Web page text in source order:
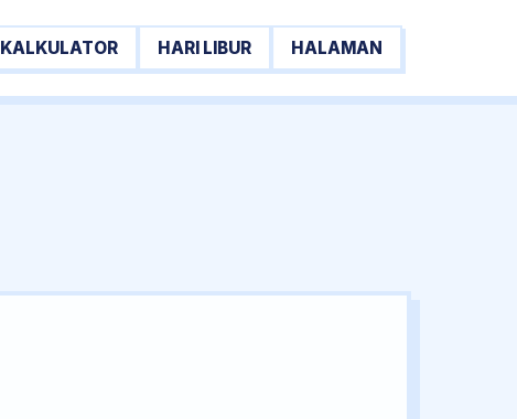
KALKULATOR HARI LIBUR HALAMAN